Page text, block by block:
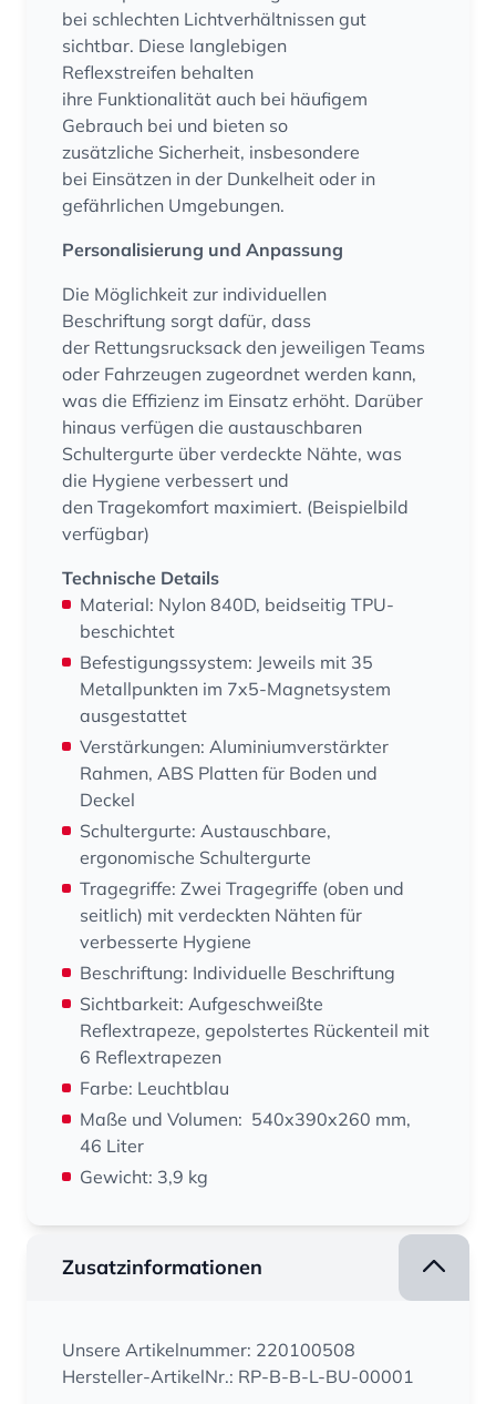
bei schlechten Lichtverhältnissen gut
sichtbar. Diese langlebigen
Reflexstreifen behalten
ihre Funktionalität auch bei häufigem
Gebrauch bei und bieten so
zusätzliche Sicherheit, insbesondere
bei Einsätzen in der Dunkelheit oder in
gefährlichen Umgebungen.
Personalisierung und Anpassung
Die Möglichkeit zur individuellen
Beschriftung sorgt dafür, dass
der Rettungsrucksack den jeweiligen Teams
oder Fahrzeugen zugeordnet werden kann,
was die Effizienz im Einsatz erhöht. Darüber
hinaus verfügen die austauschbaren
Schultergurte über verdeckte Nähte, was
die Hygiene verbessert und
den Tragekomfort maximiert. (Beispielbild
verfügbar)
Technische Details
Material: Nylon 840D, beidseitig TPU-
beschichtet
Befestigungssystem: Jeweils mit 35
Metallpunkten im 7x5-Magnetsystem
ausgestattet
Verstärkungen: Aluminiumverstärkter
Rahmen, ABS Platten für Boden und
Deckel
Schultergurte: Austauschbare,
ergonomische Schultergurte
Tragegriffe: Zwei Tragegriffe (oben und
seitlich) mit verdeckten Nähten für
verbesserte Hygiene
Beschriftung: Individuelle Beschriftung
Sichtbarkeit: Aufgeschweißte
Reflextrapeze, gepolstertes Rückenteil mit
6 Reflextrapezen
Farbe: Leuchtblau
Maße und Volumen: 540x390x260 mm,
46 Liter
Gewicht: 3,9 kg
Zusatzinformationen
Unsere Artikelnummer: 220100508
Hersteller-ArtikelNr.: RP-B-B-L-BU-00001